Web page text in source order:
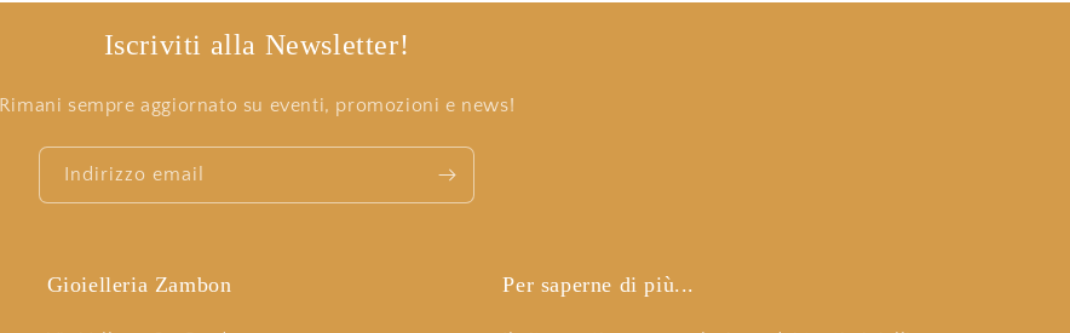
Iscriviti alla Newsletter!
Rimani sempre aggiornato su eventi, promozioni e news!
Indirizzo email
Gioielleria Zambon Per saperne di più...